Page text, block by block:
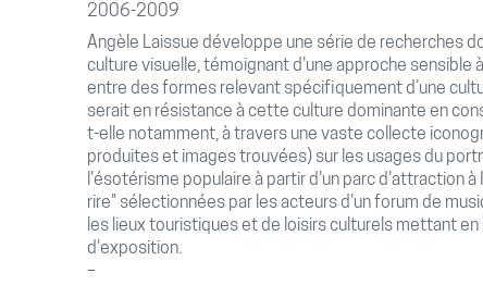
2006-2009
Angèle Laissue développe une série de recherches
culture visuelle, témoignant d'une approche sensible
entre des formes relevant spécifiquement d’une
serait en résistance à cette culture dominante en
t-elle notamment, à travers une vaste collecte
produites et images trouvées) sur les usages du
l'ésotérisme populaire à partir d'un parc d'attraction à
rire" sélectionnées par les acteurs d'un forum de
les lieux touristiques et de loisirs culturels mettant
d'exposition.